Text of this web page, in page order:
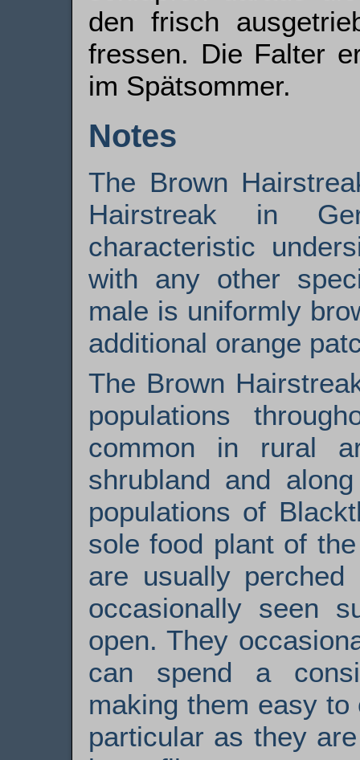
den frisch
fressen. Die Falter
im Spätsommer.
Notes
The Brown
Hairstreak in
characteristic
with any other
male is uniformly
additional orange
The Brown
populations
common in rural
shrubland and
populations of
sole food plant of
are usually
occasionally seen
open. They
can spend a
making them easy
particular as they